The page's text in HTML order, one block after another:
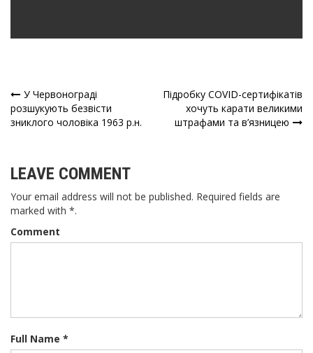
Навігація
У Червонограді
розшукують безвісти
зниклого чоловіка 1963 р.н.
Підробку COVID-сертифікатів
хочуть карати великими
штрафами та в’язницею
LEAVE COMMENT
Your email address will not be published. Required fields are
marked with *.
Comment
Full Name *